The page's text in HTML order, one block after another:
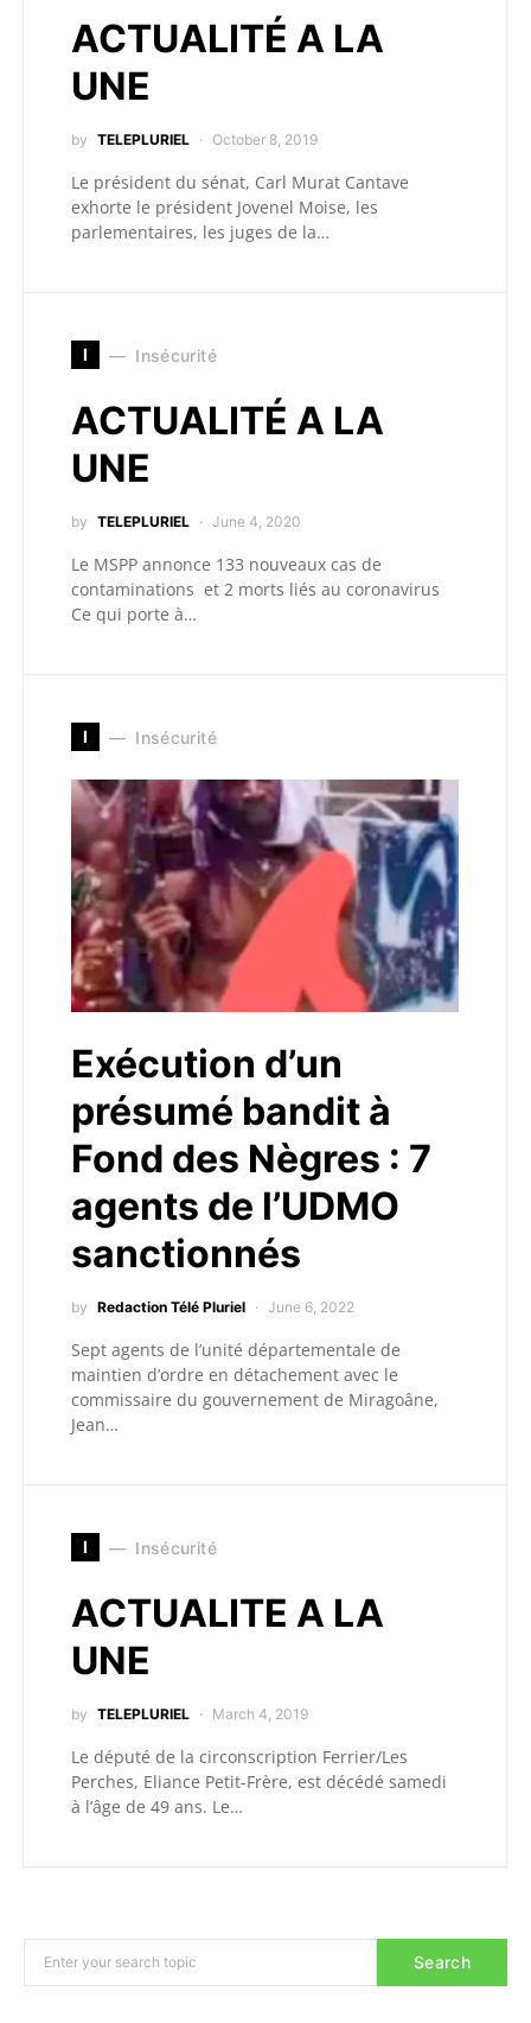
ACTUALITÉ A LA
UNE
by TELEPLURIEL October 8, 2019
Le président du sénat, Carl Murat Cantave
exhorte le président Jovenel Moise, les
parlementaires, les juges de la…
I Insécurité
ACTUALITÉ A LA
UNE
by TELEPLURIEL June 4, 2020
Le MSPP annonce 133 nouveaux cas de
contaminations et 2 morts liés au coronavirus
Ce qui porte à…
I Insécurité
Exécution d’un
présumé bandit à
Fond des Nègres : 7
agents de l’UDMO
sanctionnés
by Redaction Télé Pluriel June 6, 2022
Sept agents de l’unité départementale de
maintien d’ordre en détachement avec le
commissaire du gouvernement de Miragoâne,
Jean…
I Insécurité
ACTUALITE A LA
UNE
by TELEPLURIEL March 4, 2019
Le député de la circonscription Ferrier/Les
Perches, Eliance Petit-Frère, est décédé samedi
à l’âge de 49 ans. Le…
Search